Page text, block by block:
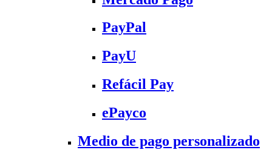
PayPal
PayU
Refácil Pay
ePayco
Medio de pago personalizado